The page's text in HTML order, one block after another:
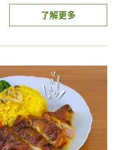
感，冰涼飲品一飲而盡、可
藏的危機悄悄地找上你。
基礎，不良習慣導致嗯嗯煩
了解更多